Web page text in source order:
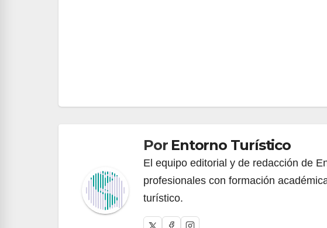
de
entradas
Por Entorno Turístico
El equipo editorial y de redacción de
profesionales con formación
turístico.